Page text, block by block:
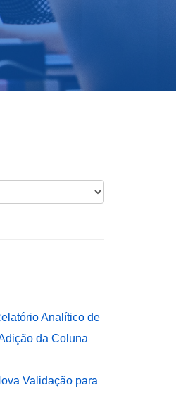
Analítico de
da Coluna
Validação para